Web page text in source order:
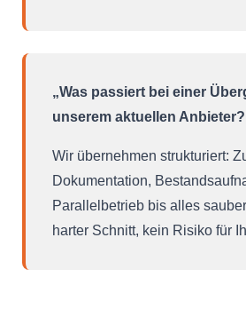
„Was passiert bei einer
unserem aktuellen
Wir übernehmen strukturiert:
Dokumentation,
Parallelbetrieb bis alles
harter Schnitt, kein Risiko für